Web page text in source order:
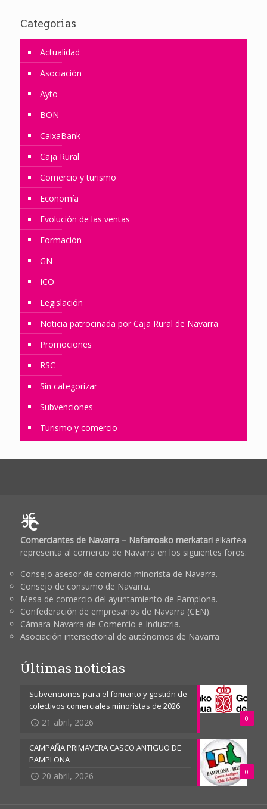
Categorias
Actualidad
Asociación
Ayto
BON
CaixaBank
Caja Rural
Comercio y turismo
Economía
Evolución de las ventas
Formación
GN
ICO
Legislación
Noticia patrocinada por Caja Rural de Navarra
Promociones
RSC
Sin categorizar
Subvenciones
Turismo y comercio
Comerciantes de Navarra – Nafarroako merkatarielkartea
representa al comercio de Navarra en los siguientes foros:
Consejo asesor de comercio minorista de Navarra.
Consejo de consumo de Navarra.
Mesa de comercio del ayuntamiento de Pamplona.
Confederación de empresarios de Navarra (CEN).
Cámara Navarra de Comercio e Industria.
Asociación intersectorial de autónomos de Navarra
Últimas noticias
0
Subvenciones para el fomento y gestión de
colectivos comerciales minoristas de 2026
21 abril, 2026
0
CAMPAÑA PRIMAVERA CASCO ANTIGUO DE
PAMPLONA
20 abril, 2026